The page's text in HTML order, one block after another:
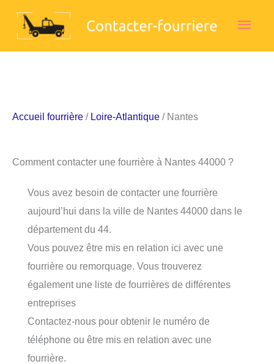
Accueil fourrière / Loire-Atlantique / Nantes
Comment contacter une fourrière à Nantes 44000 ?
Vous avez besoin de contacter une fourrière
aujourd’hui dans la ville de Nantes 44000 dans le
département du 44.
Vous pouvez être mis en relation ici avec une
fourrière ou remorquage. Vous trouverez
également une liste de fourrières de différentes
entreprises
Contactez-nous pour obtenir le numéro de
téléphone ou être mis en relation avec une
fourrière.